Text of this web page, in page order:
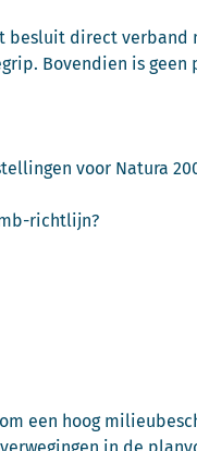
besluit direct verband
Bovendien is geen
voor Natura
richtlijn?
een hoog